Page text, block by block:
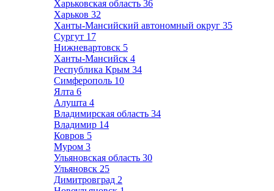
Харьковская область 36
Харьков 32
Ханты-Мансийский автономный округ 35
Сургут 17
Нижневартовск 5
Ханты-Мансийск 4
Республика Крым 34
Симферополь 10
Ялта 6
Алушта 4
Владимирская область 34
Владимир 14
Ковров 5
Муром 3
Ульяновская область 30
Ульяновск 25
Димитровград 2